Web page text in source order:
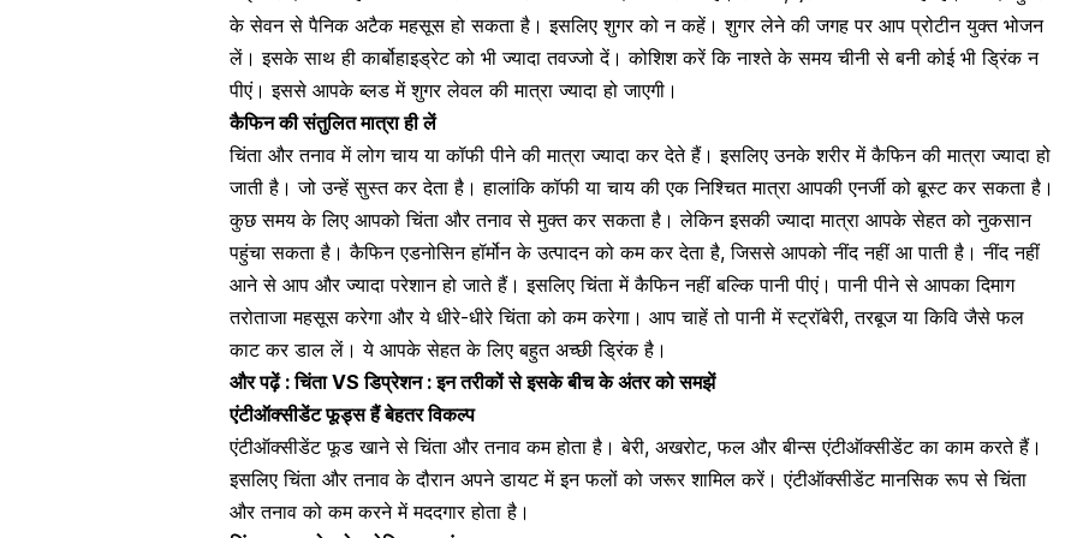
के सेवनसे पैनिक अटैक महसूस हो सकता है। इसलिए शुगर को न कहें। शुगर लेने की जगह पर आपप्रोटीन युक्त भोजन
लें। इसके साथ हीकार्बोहाइड्रेटको भी ज्यादा तवज्जो दें। कोशिश करें कि नाश्ते के समय चीनी से बनी कोई भी ड्रिंक न
पीएं। इससे आपके ब्लड मेंशुगर लेवल की मात्रा ज्यादा हो जाएगी।
कैफिन की संतुलित मात्रा ही लें
चिंता और तनाव में लोग चाय याकॉफी पीने की मात्रा ज्यादा कर देते हैं। इसलिए उनके शरीर में कैफिन की मात्रा ज्यादा हो
जाती है। जो उन्हें सुस्त कर देता है। हालांकि कॉफी या चाय की एक निश्चित मात्रा आपकी एनर्जी को बूस्ट कर सकता है।
कुछ समय के लिए आपको चिंता और तनाव से मुक्त कर सकता है। लेकिन इसकी ज्यादा मात्रा आपके सेहत को नुकसान
पहुंचा सकता है। कैफिन एडनोसिन हॉर्मोन के उत्पादन को कम कर देता है, जिससे आपको नींद नहीं आ पाती है। नींद नहीं
आने से आप और ज्यादा परेशान हो जाते हैं। इसलिए चिंता में कैफिन नहीं बल्कि पानी पीएं। पानी पीने से आपका दिमाग
तरोताजा महसूस करेगा और ये धीरे-धीरे चिंता को कम करेगा। आप चाहें तो पानी में स्ट्रॉबेरी, तरबूज या किवि जैसे फल
काट कर डाल लें। ये आपके सेहत के लिए बहुत अच्छी ड्रिंक है।
और पढ़ें :चिंता VS डिप्रेशन : इन तरीकों से इसके बीच के अंतर को समझें
एंटीऑक्सीडेंट फूड्स हैं बेहतर विकल्प
एंटीऑक्सीडेंट फूड खाने से चिंता और तनाव कम होता है। बेरी, अखरोट, फल और बीन्स एंटीऑक्सीडेंट का काम करते हैं।
इसलिए चिंता और तनाव के दौरान अपने डायट में इन फलों को जरूर शामिल करें। एंटीऑक्सीडेंट मानसिक रूप से चिंता
और तनाव को कम करने में मददगार होता है।